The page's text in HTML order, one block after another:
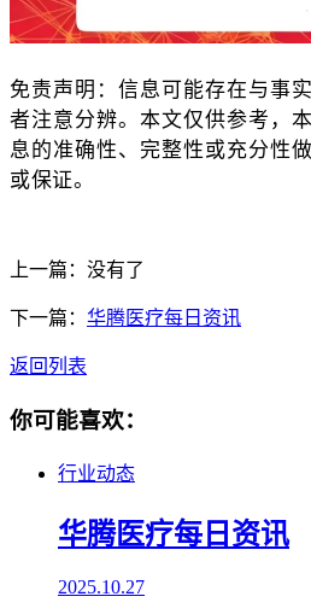
免责声明： 信息可能存在与事
者注意分辨。本文仅供参考，
息的准确性、完整性或充分性
或保证。
上一篇： 没有了
下一篇： 华腾医疗每日资讯
返回列表
你可能喜欢：
行业动态
华腾医疗每日资讯
2025.10.27